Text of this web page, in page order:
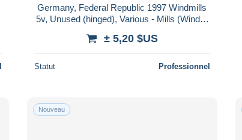
Germany, Federal Republic 1997 Windmills
5v, Unused (hinged), Various - Mills (Wind &
± 5,20 $US
Statut Professionnel
Nouveau